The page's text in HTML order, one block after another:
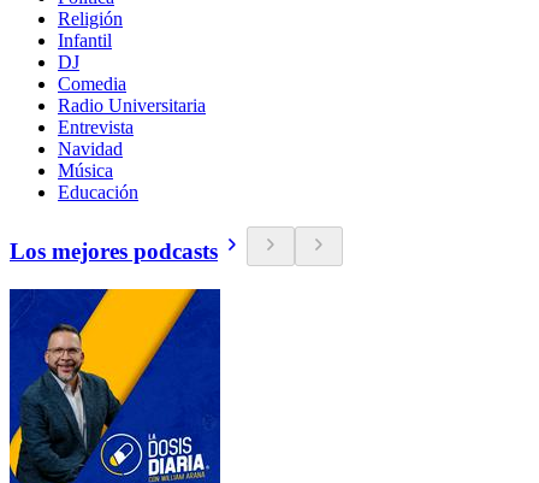
Religión
Infantil
DJ
Comedia
Radio Universitaria
Entrevista
Navidad
Música
Educación
Los mejores podcasts